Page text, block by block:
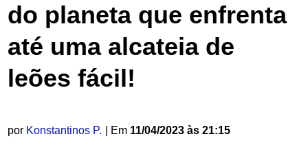
do planeta que enfrenta
até uma alcateia de
leões fácil!
por Konstantinos P. | Em 11/04/2023 às 21:15